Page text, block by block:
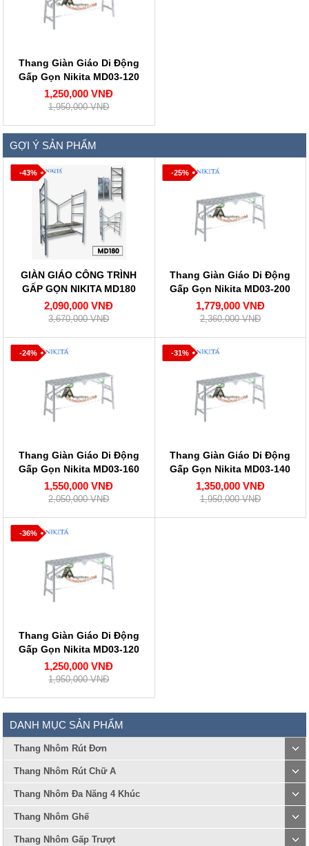
Thang Giàn Giáo Di Động
Gấp Gọn Nikita MD03-120
1,250,000 VNĐ
1,950,000 VNĐ
GỢI Ý SẢN PHẨM
-43%
GIÀN GIÁO CÔNG TRÌNH
GẤP GỌN NIKITA MD180
2,090,000 VNĐ
3,670,000 VNĐ
-25%
Thang Giàn Giáo Di Động
Gấp Gọn Nikita MD03-200
1,779,000 VNĐ
2,360,000 VNĐ
-24%
Thang Giàn Giáo Di Động
Gấp Gọn Nikita MD03-160
1,550,000 VNĐ
2,050,000 VNĐ
-31%
Thang Giàn Giáo Di Động
Gấp Gọn Nikita MD03-140
1,350,000 VNĐ
1,950,000 VNĐ
-36%
Thang Giàn Giáo Di Động
Gấp Gọn Nikita MD03-120
1,250,000 VNĐ
1,950,000 VNĐ
DANH MỤC SẢN PHẨM
Thang Nhôm Rút Đơn
Thang Nhôm Rút Chữ A
Thang Nhôm Đa Năng 4 Khúc
Thang Nhôm Ghế
Thang Nhôm Gấp Trượt